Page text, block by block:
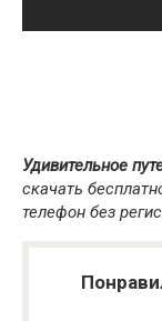
Удивительное
скачать
телефон без